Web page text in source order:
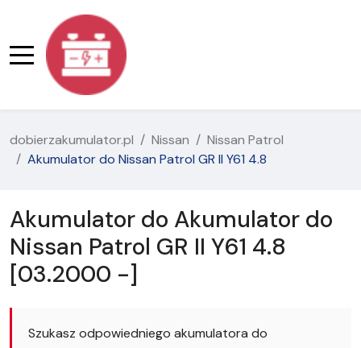
dobierzakumulator.pl Nissan
Nissan Patrol
Akumulator do Nissan Patrol GR II Y61 4.8
Akumulator do Akumulator do
Nissan Patrol GR II Y61 4.8
[03.2000 -]
Szukasz odpowiedniego akumulatora do